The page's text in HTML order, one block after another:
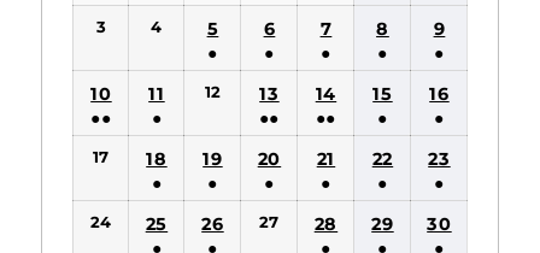
(1
件
の
イ
ベ
ン
ト)
(1
件
の
イ
ベ
ン
ト)
3 4
5
●
(1
件
の
イ
ベ
ン
ト)
6
●
(1
件
の
イ
ベ
ン
7
●
(1
件
の
イ
ベ
ン
ト)
8
●
(1
件
の
イ
ベ
ン
ト)
9
●
(1
件
の
イ
ベ
ン
ト)
10
●●
(2
件
の
イ
11
●
(1
件
の
イ
12
13
●●
(2
件
の
イ
14
●●
(2
件
の
イ
15
●
(1
件
の
イ
16
●
(1
件
の
イ
17
18
●
(1
件
19
●
(1
件
20
●
(1
件
21
●
(1
件
22
●
(1
件
23
●
(1
件
24
25
●
26
●
27
28
●
29
●
30
●